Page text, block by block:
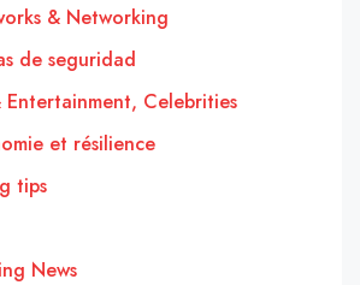
& Networking
de seguridad
Entertainment, Celebrities
et résilience
tips
News